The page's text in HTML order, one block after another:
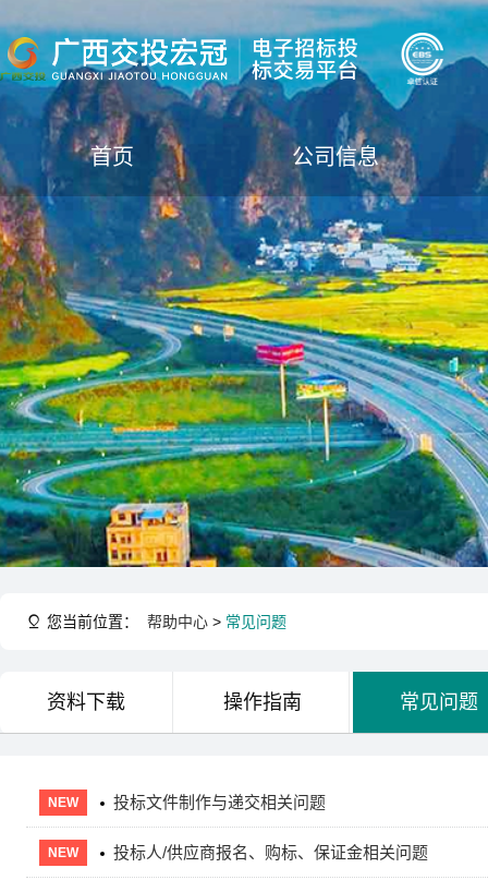
首页 公司信息
您当前位置： 帮助中心 > 常见问题
资料下载 操作指南 常见问题
NEW 投标文件制作与递交相关问题
NEW 投标人/供应商报名、购标、保证金相关问题